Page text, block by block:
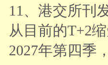
11、港交所刊
从目前的T+2
2027年第四季